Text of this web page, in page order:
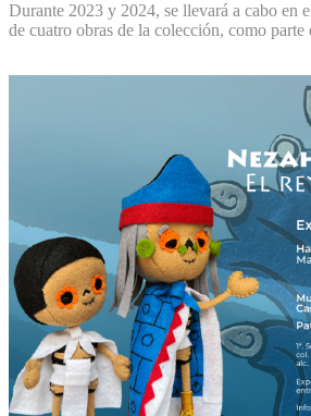
Durante 2023 y 2024, se llevará a cabo en
de cuatro obras de la colección, como